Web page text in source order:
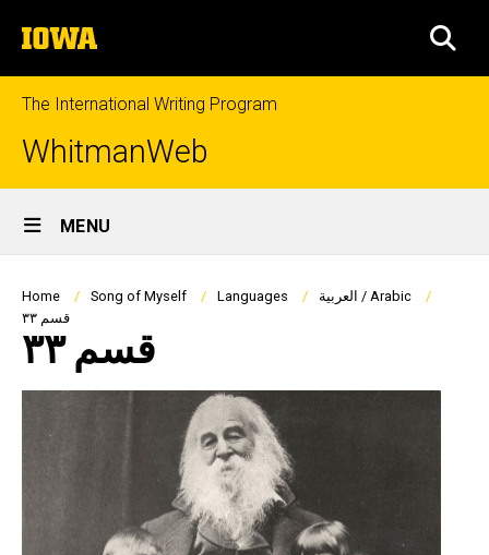
to
content
The
University
of
Iowa
The International Writing Program
WhitmanWeb
Site
Main
Navigation
MENU
Breadcrumb
Home Song of Myself Languages
العربية / Arabic
قسم ٣٣
قسم ٣٣